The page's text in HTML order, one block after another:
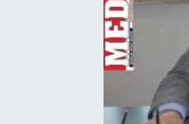
KÜLTÜR SANAT
RESMİ İLAN